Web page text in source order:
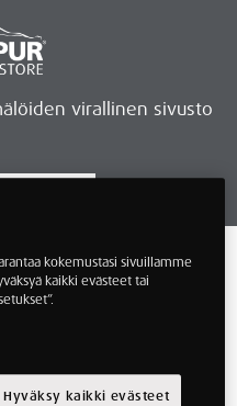
virallinen sivusto
löytäneet mitä
kokemustasi sivuillamme
kaikki evästeet tai
Hyväksy kaikki evästeet